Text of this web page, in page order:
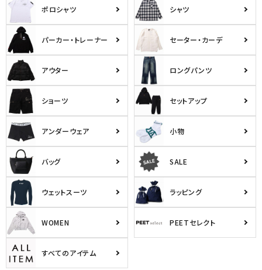
ポロシャツ シャツ
パーカー・トレーナー セーター・カーデ
アウター ロングパンツ
ショーツ セットアップ
アンダーウェア 小物
バッグ SALE
ウェットスーツ ラッピング
WOMEN PEETセレクト
すべてのアイテム